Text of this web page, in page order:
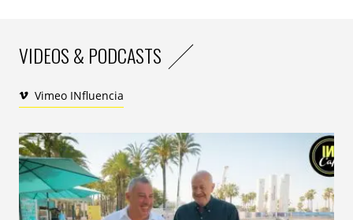
VIDEOS & PODCASTS
Vimeo INfluencia